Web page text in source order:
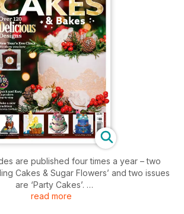
are published four times a year – two
Cakes & Sugar Flowers’ and two issues
are ‘Party Cakes’.
read more